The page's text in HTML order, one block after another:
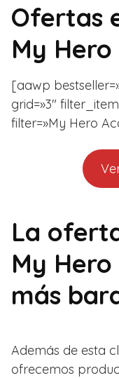
Ofertas
My
[aawp
grid=»3″
filter=»My Hero
La
My
más
Además de esta
ofrecemos